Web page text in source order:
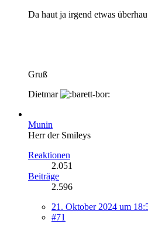
Da haut ja irgend etwas
Gruß
Dietmar
Munin
Herr der Smileys
Reaktionen
2.051
Beiträge
2.596
21. Oktober 2024 um
#71